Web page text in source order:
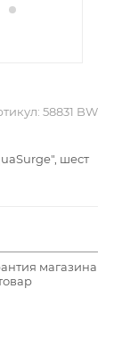
58831 BW
шест
магазина